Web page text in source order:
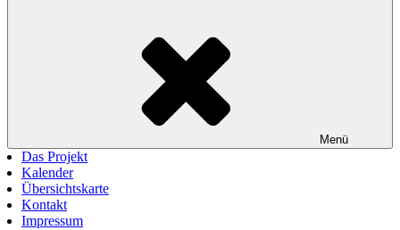
Menü
Das Projekt
Kalender
Übersichtskarte
Kontakt
Impressum